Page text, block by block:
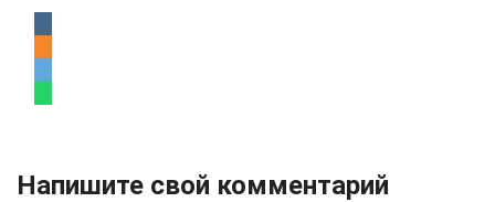
Напишите свой комментарий